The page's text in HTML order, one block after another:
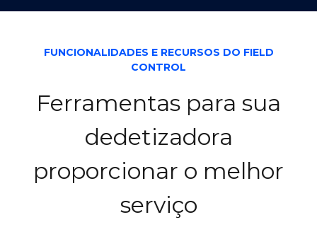
FUNCIONALIDADES E RECURSOS DO FIELD
CONTROL
Ferramentas para sua
dedetizadora
proporcionar o melhor
serviço